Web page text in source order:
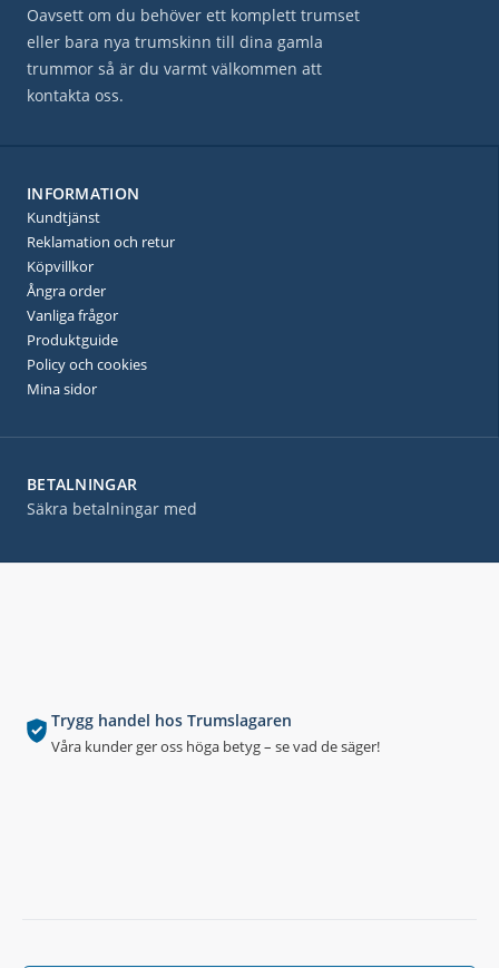
Trygg handel hos Trumslagaren
Våra kunder ger oss höga betyg – se vad de säger!
BETALNINGAR
Säkra betalningar med
Oavsett om du behöver ett komplett trumset
eller bara nya trumskinn till dina gamla
trummor så är du varmt välkommen att
kontakta oss.
INFORMATION
Kundtjänst
Reklamation och retur
Köpvillkor
Ångra order
Vanliga frågor
Produktguide
Policy och cookies
Mina sidor